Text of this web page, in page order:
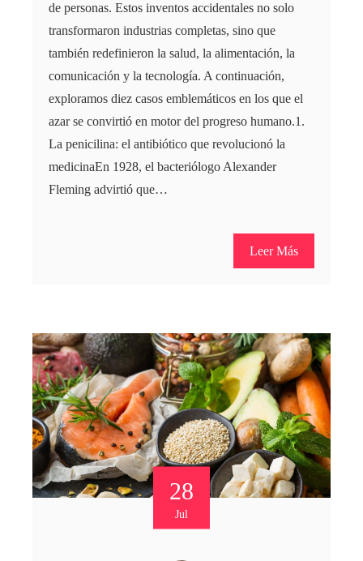
de personas. Estos inventos accidentales no solo
transformaron industrias completas, sino que
también redefinieron la salud, la alimentación, la
comunicación y la tecnología. A continuación,
exploramos diez casos emblemáticos en los que el
azar se convirtió en motor del progreso humano.1.
La penicilina: el antibiótico que revolucionó la
medicinaEn 1928, el bacteriólogo Alexander
Fleming advirtió que…
Leer Más
28
Jul